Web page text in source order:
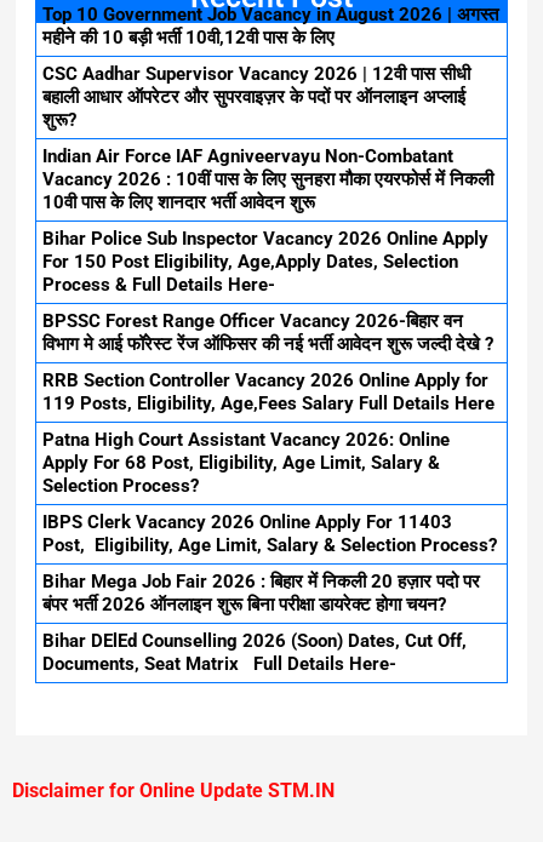
Top 10 Government Job Vacancy in August 2026 | अगस्त
महीने की 10 बड़ी भर्ती 10वी,12वी पास के लिए
CSC Aadhar Supervisor Vacancy 2026 | 12वी पास सीधी
बहाली आधार ऑपरेटर और सुपरवाइज़र के पदों पर ऑनलाइन अप्लाई
शुरू?
Indian Air Force IAF Agniveervayu Non-Combatant
Vacancy 2026 : 10वीं पास के लिए सुनहरा मौका एयरफोर्स में निकली
10वी पास के लिए शानदार भर्ती आवेदन शुरू
Bihar Police Sub Inspector Vacancy 2026 Online Apply
For 150 Post Eligibility, Age,Apply Dates, Selection
Process & Full Details Here-
BPSSC Forest Range Officer Vacancy 2026-बिहार वन
विभाग मे आई फॉरेस्ट रेंज ऑफिसर की नई भर्ती आवेदन शुरू जल्दी देखे ?
RRB Section Controller Vacancy 2026 Online Apply for
119 Posts, Eligibility, Age,Fees Salary Full Details Here
Patna High Court Assistant Vacancy 2026: Online
Apply For 68 Post, Eligibility, Age Limit, Salary &
Selection Process?
IBPS Clerk Vacancy 2026 Online Apply For 11403
Post, Eligibility, Age Limit, Salary & Selection Process?
Bihar Mega Job Fair 2026 : बिहार में निकली 20 हज़ार पदो पर
बंपर भर्ती 2026 ऑनलाइन शुरू बिना परीक्षा डायरेक्ट होगा चयन?
Bihar DElEd Counselling 2026 (Soon) Dates, Cut Off,
Documents, Seat Matrix Full Details Here-
Disclaimer for Online Update STM.IN